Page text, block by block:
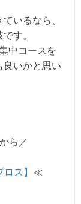
いるなら、
す。
中コースを
良いかと思い
ら／
ス】 ≪